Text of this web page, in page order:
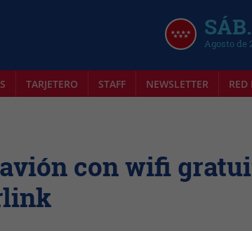
Agosto de
TARJETERO STAFF NEWSLETTER
con wifi